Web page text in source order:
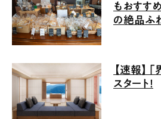
もおすす
の絶品ふ
【速報】
スタート！